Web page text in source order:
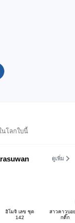
นโลกใบนี้
ดูเพิ่ม
อิโมจิ เลข ชุด
142
สาวคาวบอ
กดิ๊ก